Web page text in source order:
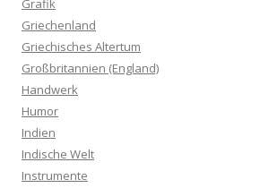
Grafik
Griechenland
Griechisches Altertum
Großbritannien (England)
Handwerk
Humor
Indien
Indische Welt
Instrumente